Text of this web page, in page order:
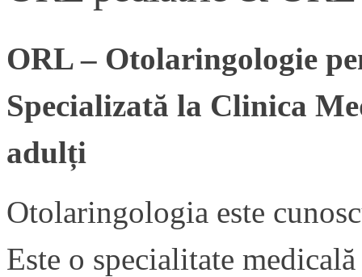
ORL – Otolaringologie
Specializată la Clinica
adulți
Otolaringologia este
Este o specialitate